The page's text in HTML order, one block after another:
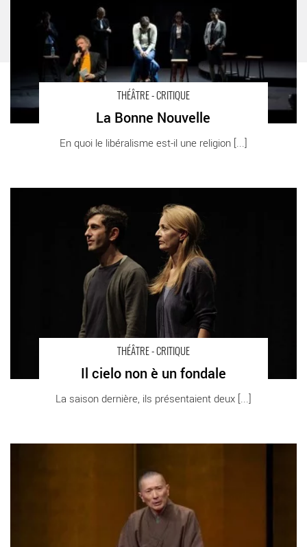
THÉÂTRE - CRITIQUE
La Bonne Nouvelle
En quoi le libéralisme est-il une religion [...]
THÉÂTRE - CRITIQUE
Il cielo non è un fondale
La saison dernière, ils présentaient deux [...]